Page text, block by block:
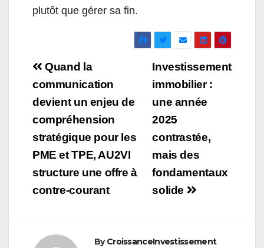
plutôt que gérer sa fin.
Navigation
de
l’article
Investissement
immobilier :
une année
2025
contrastée,
mais des
fondamentaux
solide
Quand la
communication
devient un enjeu de
compréhension
stratégique pour les
PME et TPE, AU2VI
structure une offre à
contre-courant
ByCroissanceInvestissement